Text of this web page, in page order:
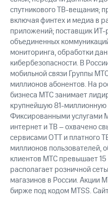
спутникового ТВ-вещания;
включая финтех и медиа в
приложений; поставщик
объединенных
мониторинга, обработки
кибербезопасности. В
мобильной связи Группы
миллионов абонентов. На
бизнеса МТС занимает
крупнейшую 81-миллионную
Фиксированными услугами
интернет и ТВ – охвачено
сервисами OTT и платного
миллионов пользователей,
клиентов МТС превышает
располагает розничной
магазинов в России. Акции
бирже под кодом MTSS.